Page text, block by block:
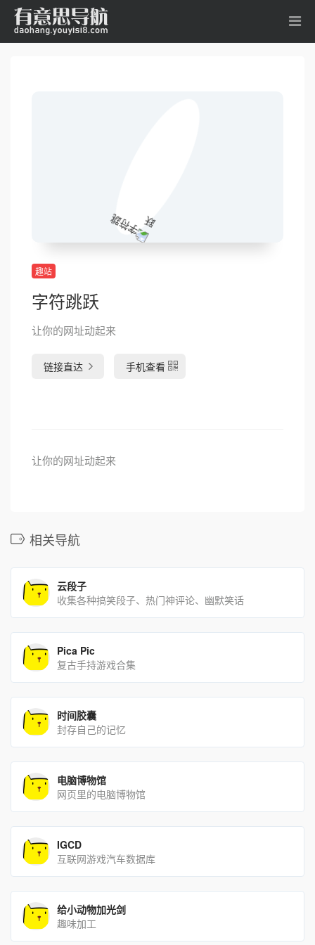
趣站
字符跳跃
让你的网址动起来
链接直达 手机查看
让你的网址动起来
相关导航
云段子
收集各种搞笑段子、热门神评论、幽默笑话
Pica Pic
复古手持游戏合集
时间胶囊
封存自己的记忆
电脑博物馆
网页里的电脑博物馆
IGCD
互联网游戏汽车数据库
给小动物加光剑
趣味加工